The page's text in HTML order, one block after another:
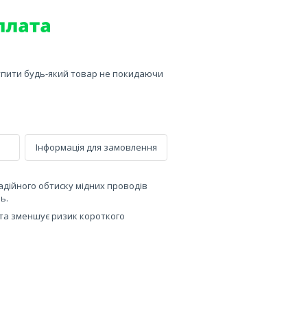
будь-який товар не покидаючи
Інформація для замовлення
обтиску мідних проводів
зменшує ризик короткого